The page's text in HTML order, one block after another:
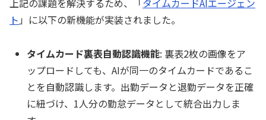
上記の課題を解決するため、「タイムカードAIエージェン
ト 」に以下の新機能が実装されました。
タイムカード裏表自動認識機能: 裏表2枚の画像をア
ップロードしても、AIが同一のタイムカードであるこ
とを自動認識します。出勤データと退勤データを正確
に紐づけ、1人分の勤怠データとして統合出力しま